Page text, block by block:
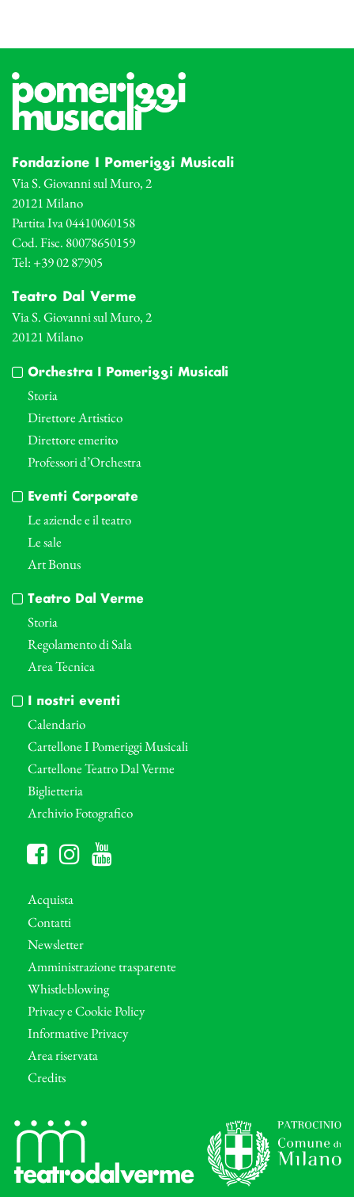
Fondazione I Pomeriggi Musicali
Via S. Giovanni sul Muro, 2
20121 Milano
Partita Iva 04410060158
Cod. Fisc. 80078650159
Tel: +39 02 87905
Teatro Dal Verme
Via S. Giovanni sul Muro, 2
20121 Milano
Orchestra I Pomeriggi Musicali
Storia
Direttore Artistico
Direttore emerito
Professori d’Orchestra
Eventi Corporate
Le aziende e il teatro
Le sale
Art Bonus
Teatro Dal Verme
Storia
Regolamento di Sala
Area Tecnica
I nostri eventi
Calendario
Cartellone I Pomeriggi Musicali
Cartellone Teatro Dal Verme
Biglietteria
Archivio Fotografico
Acquista
Contatti
Newsletter
Amministrazione trasparente
Whistleblowing
Privacy e Cookie Policy
Informative Privacy
Area riservata
Credits